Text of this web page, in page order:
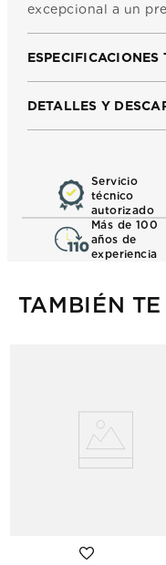
excepcional a un
ESPECIFICACIONES
DETALLES Y
Servicio
técnico
autorizado
Más de 100
años de
experiencia
TAMBIÉN